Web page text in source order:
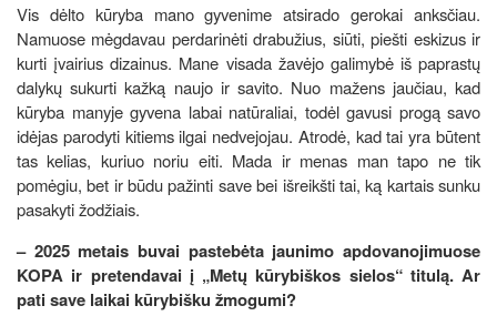
Vis dėlto kūryba mano gyvenime atsirado gerokai anksčiau.
Namuose mėgdavau perdarinėti drabužius, siūti, piešti eskizus ir
kurti įvairius dizainus. Mane visada žavėjo galimybė iš paprastų
dalykų sukurti kažką naujo ir savito. Nuo mažens jaučiau, kad
kūryba manyje gyvena labai natūraliai, todėl gavusi progą savo
idėjas parodyti kitiems ilgai nedvejojau. Atrodė, kad tai yra būtent
tas kelias, kuriuo noriu eiti. Mada ir menas man tapo ne tik
pomėgiu, bet ir būdu pažinti save bei išreikšti tai, ką kartais sunku
pasakyti žodžiais.
– 2025 metais buvai pastebėta jaunimo apdovanojimuose
KOPA ir pretendavai į „Metų kūrybiškos sielos“ titulą. Ar
pati save laikai kūrybišku žmogumi?